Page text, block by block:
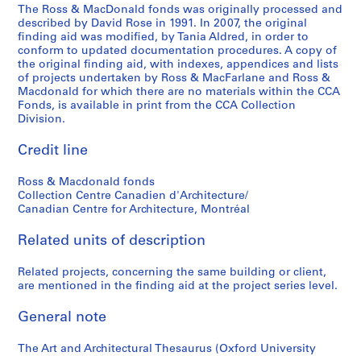
The Ross & MacDonald fonds was originally processed and
described by David Rose in 1991. In 2007, the original
finding aid was modified, by Tania Aldred, in order to
conform to updated documentation procedures. A copy of
the original finding aid, with indexes, appendices and lists
of projects undertaken by Ross & MacFarlane and Ross &
Macdonald for which there are no materials within the CCA
Fonds, is available in print from the CCA Collection
Division.
Credit line
Ross & Macdonald fonds
Collection Centre Canadien d'Architecture/
Canadian Centre for Architecture, Montréal
Related units of description
Related projects, concerning the same building or client,
are mentioned in the finding aid at the project series level.
General note
The Art and Architectural Thesaurus (Oxford University